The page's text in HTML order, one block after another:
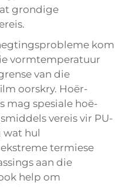
grondige
kom
vormtemperatuur
van die
oorskry. Hoër-
mag spesiale hoë-
vereis vir PU-
wat hul
termiese
aan die
help om